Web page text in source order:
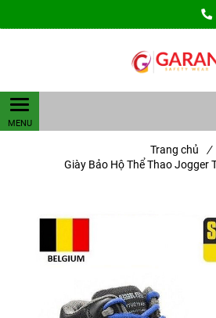
Trang chủ /
Giày Bảo Hộ Thể Thao Jogger